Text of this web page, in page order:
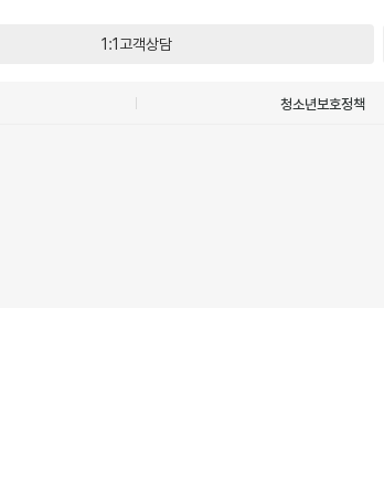
1:1고객상담
청소년보호정책